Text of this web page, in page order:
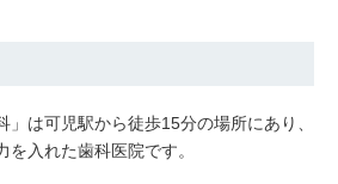
」は可児駅から徒歩15分の場所にあり、
入れた歯科医院です。